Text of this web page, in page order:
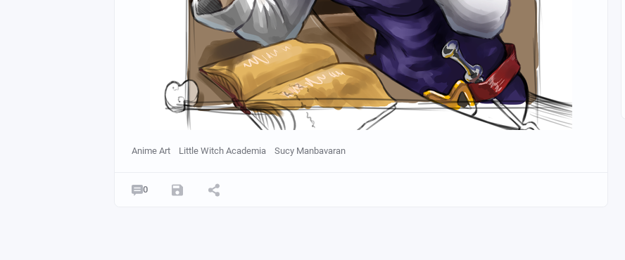
Anime Art Little Witch Academia Sucy Manbavaran
0